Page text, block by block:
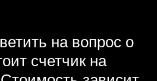
на вопрос о
счетчик на